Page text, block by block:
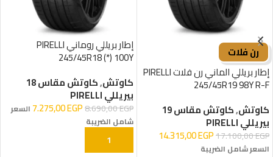
رن فلات
إطار بريللي الماني رن فلات PIRELLI
245/45R19 98Y R-F
كاوتش,كاوتش مقاس 19
بيريللي PIRELLI
17.100,00EGP
14.315,00EGP
السعر شامل الضريبة
إطار بريللي روماني PIRELLI
245/45R18 (*) 100Y
كاوتش,كاوتش مقاس 18
بيريللي PIRELLI
8.690,00EGP
7.275,00EGP
السعر
شامل الضريبة
إضافة إلى السلة